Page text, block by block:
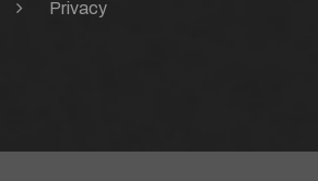
Privacy